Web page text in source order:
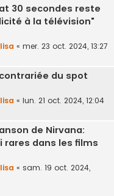
30 secondes reste
à la télévision"
« mer. 23 oct. 2024, 13:27
du spot
« lun. 21 oct. 2024, 12:04
de Nirvana:
rares dans les films
« sam. 19 oct. 2024,